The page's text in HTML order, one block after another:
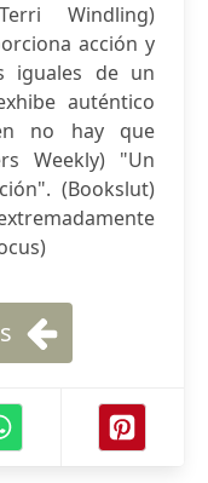
Windling)
acción y
iguales de un
auténtico
no hay que
Weekly) "Un
(Bookslut)